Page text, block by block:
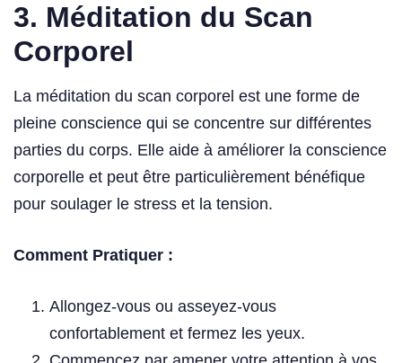
3. Méditation du Scan
Corporel
La méditation du scan corporel est une forme de
pleine conscience qui se concentre sur différentes
parties du corps. Elle aide à améliorer la conscience
corporelle et peut être particulièrement bénéfique
pour soulager le stress et la tension.
Comment Pratiquer :
Allongez-vous ou asseyez-vous
confortablement et fermez les yeux.